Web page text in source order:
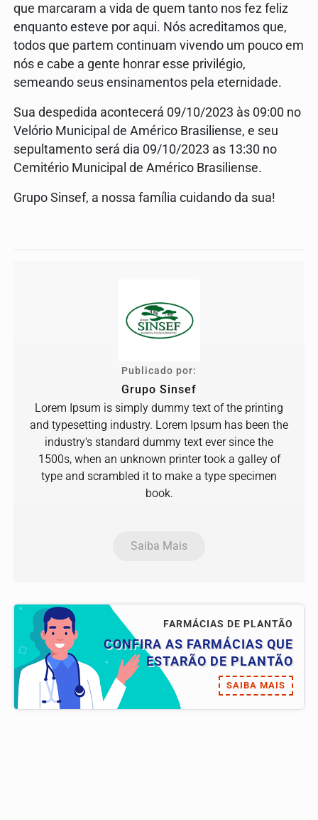
que marcaram a vida de quem tanto nos fez feliz
enquanto esteve por aqui. Nós acreditamos que,
todos que partem continuam vivendo um pouco em
nós e cabe a gente honrar esse privilégio,
semeando seus ensinamentos pela eternidade.
Sua despedida acontecerá 09/10/2023 às 09:00 no
Velório Municipal de Américo Brasiliense, e seu
sepultamento será dia 09/10/2023 as 13:30 no
Cemitério Municipal de Américo Brasiliense.
Grupo Sinsef, a nossa família cuidando da sua!
Publicado por:
Grupo Sinsef
Lorem Ipsum is simply dummy text of the printing
and typesetting industry. Lorem Ipsum has been the
industry's standard dummy text ever since the
1500s, when an unknown printer took a galley of
type and scrambled it to make a type specimen
book.
Saiba Mais
FARMÁCIAS DE PLANTÃO
CONFIRA AS FARMÁCIAS QUE
ESTARÃO DE PLANTÃO
SAIBA MAIS